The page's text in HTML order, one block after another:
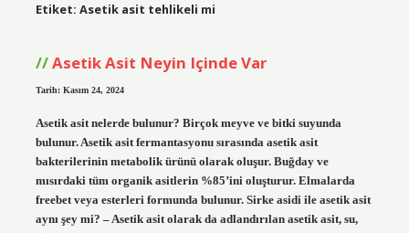
Etiket: Asetik asit tehlikeli mi
Asetik Asit Neyin Içinde Var
Tarih: Kasım 24, 2024
Asetik asit nelerde bulunur? Birçok meyve ve bitki suyunda
bulunur. Asetik asit fermantasyonu sırasında asetik asit
bakterilerinin metabolik ürünü olarak oluşur. Buğday ve
mısırdaki tüm organik asitlerin %85’ini oluşturur. Elmalarda
freebet veya esterleri formunda bulunur. Sirke asidi ile asetik asit
aynı şey mi? – Asetik asit olarak da adlandırılan asetik asit, su,